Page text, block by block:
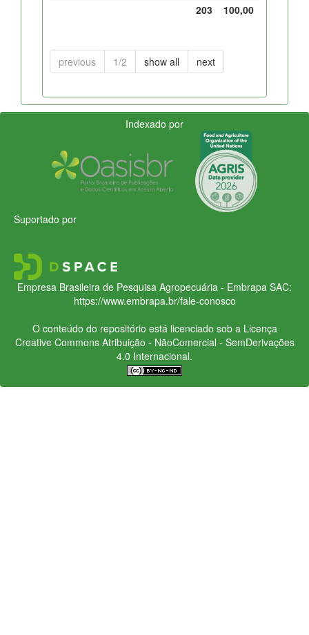
203
100,00
previous 1/2 show all next
Indexado por
Suportado por
Empresa Brasileira de Pesquisa Agropecuária - Embrapa SAC:
https://www.embrapa.br/fale-conosco
O conteúdo do repositório está licenciado sob a Licença
Creative CommonsAtribuição - NãoComercial - SemDerivações
4.0 Internacional.